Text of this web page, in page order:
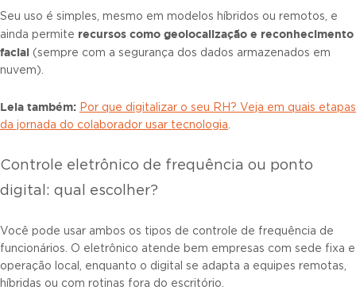
Seu uso é simples, mesmo em modelos híbridos ou remotos, e
ainda permite recursos como geolocalização e reconhecimento
facial (sempre com a segurança dos dados armazenados em
nuvem).
Leia também: Por que digitalizar o seu RH? Veja em quais etapas
da jornada do colaborador usar tecnologia.
Controle eletrônico de frequência ou ponto
digital: qual escolher?
Você pode usar ambos os tipos de controle de frequência de
funcionários. O eletrônico atende bem empresas com sede fixa e
operação local, enquanto o digital se adapta a equipes remotas,
híbridas ou com rotinas fora do escritório.